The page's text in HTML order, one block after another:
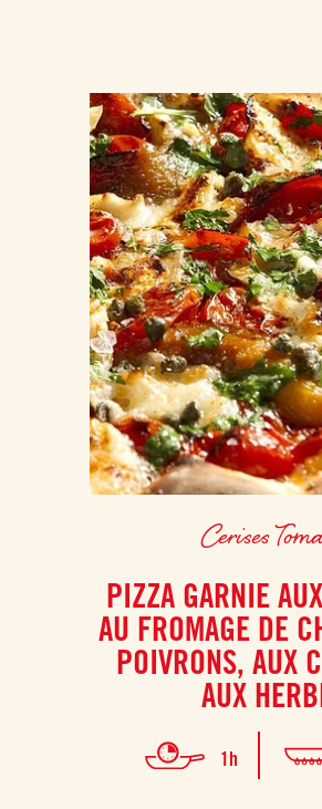
Cerises
PIZZA GARNIE
AU FROMAGE DE
POIVRONS, AUX
AUX
1h